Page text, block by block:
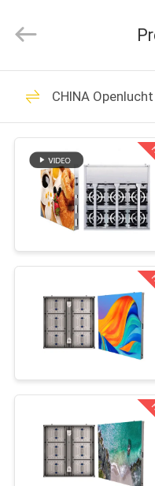
HUIS
PRODUCTEN
SHOW
ONGEVEER
ONS
FABRIEKSREIS
NIEUWS
Limited.
HD
COB
LEIDENE
CHINA